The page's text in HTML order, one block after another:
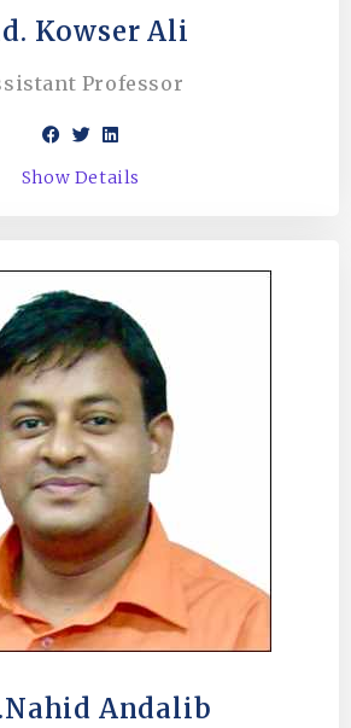
Kowser Ali
Professor
Show Details
Andalib